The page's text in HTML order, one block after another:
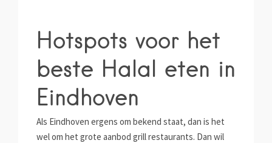
Hotspots voor het
beste Halal eten in
Eindhoven
Als Eindhoven ergens om bekend staat, dan is het
wel om het grote aanbod grill restaurants. Dan wil